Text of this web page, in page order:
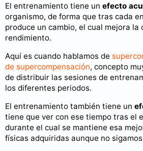
El entrenamiento tiene un efecto
organismo, de forma que tras cada
produce un cambio, el cual mejora la
rendimiento.
Aquí es cuando hablamos de
de supercompensación, concepto
de distribuir las sesiones de
los diferentes periodos.
El entrenamiento también tiene un
tiene que ver con ese tiempo tras el
durante el cual se mantiene esa
físicas adquiridas aunque no